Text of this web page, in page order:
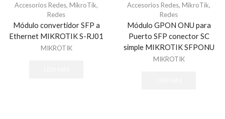
Accesorios Redes, MikroTik,
Redes
Módulo convertidor SFP a
Ethernet MIKROTIK S-RJ01
MIKROTIK
Accesorios Redes, MikroTik,
Redes
Módulo GPON ONU para
Puerto SFP conector SC
simple MIKROTIK SFPONU
MIKROTIK